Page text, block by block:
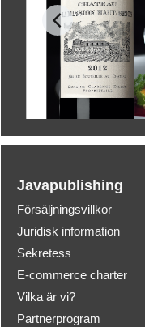
Javapublishing
Försäljningsvillkor
Juridisk information
Sekretess
E-commerce charter
Vilka är vi?
Partnerprogram